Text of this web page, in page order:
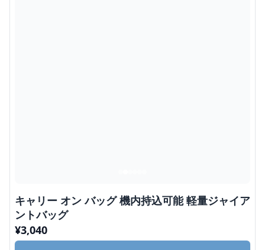
キャリー オン バッグ 機内持込可能 軽量ジャイア
ントバッグ
¥3,040